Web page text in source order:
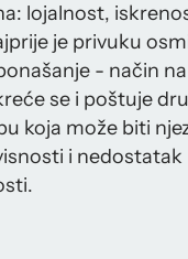
lojalnost,
je privuku
- način
se i poštuje
koja može biti
i nedostatak